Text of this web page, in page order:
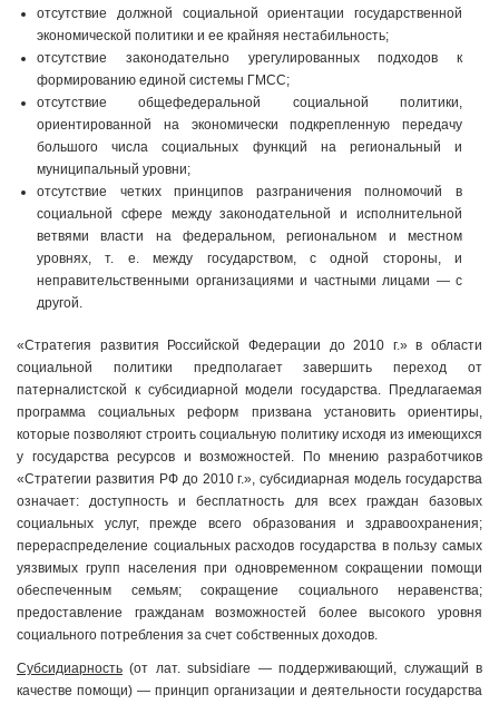
отсутствие должной социальной ориентации государственной
экономической политики и ее крайняя нестабильность;
отсутствие законодательно урегулированных подходов к
формированию единой системы ГМСС;
отсутствие общефедеральной социальной политики,
ориентированной на экономически подкрепленную передачу
большого числа социальных функций на региональный и
муниципальный уровни;
отсутствие четких принципов разграничения полномочий в
социальной сфере между законодательной и исполнительной
ветвями власти на федеральном, региональном и местном
уровнях, т. е. между государством, с одной стороны, и
неправительственными организациями и частными лицами — с
другой.
«Стратегия развития Российской Федерации до 2010 г.» в области
социальной политики предполагает завершить переход от
патерналистской к субсидиарной модели государства. Предлагаемая
программа социальных реформ призвана установить ориентиры,
которые позволяют строить социальную политику исходя из имеющихся
у государства ресурсов и возможностей. По мнению разработчиков
«Стратегии развития РФ до 2010 г.», субсидиарная модель государства
означает: доступность и бесплатность для всех граждан базовых
социальных услуг, прежде всего образования и здравоохранения;
перераспределение социальных расходов государства в пользу самых
уязвимых групп населения при одновременном сокращении помощи
обеспеченным семьям; сокращение социального неравенства;
предоставление гражданам возможностей более высокого уровня
социального потребления за счет собственных доходов.
Субсидиарность (от лат. subsidiare — поддерживающий, служащий в
качестве помощи) — принцип организации и деятельности государства